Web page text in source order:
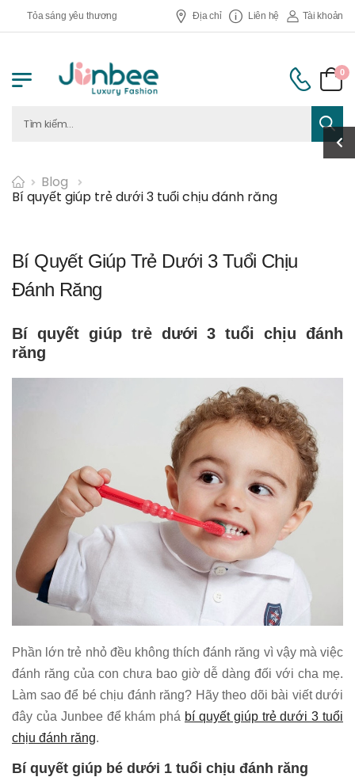
Tỏa sáng yêu thương Địa chỉ Liên hệ Tài khoản
0
Blog
Bí quyết giúp trẻ dưới 3 tuổi chịu đánh răng
Bí Quyết Giúp Trẻ Dưới 3 Tuổi Chịu
Đánh Răng
Bí quyết giúp trẻ dưới 3 tuổi chịu đánh
răng
Phần lớn trẻ nhỏ đều không thích đánh răng vì vậy mà việc
đánh răng của con chưa bao giờ dễ dàng đối với cha mẹ.
Làm sao để bé chịu đánh răng? Hãy theo dõi bài viết dưới
đây của Junbee để khám phá bí quyết giúp trẻ dưới 3 tuổi
chịu đánh răng.
Bí quyết giúp bé dưới 1 tuổi chịu đánh răng